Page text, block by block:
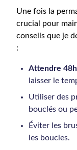
Une fois la
crucial pour
conseils que je
:
Attendre
laisser le
Utiliser des
bouclés ou
Éviter les
les boucles.